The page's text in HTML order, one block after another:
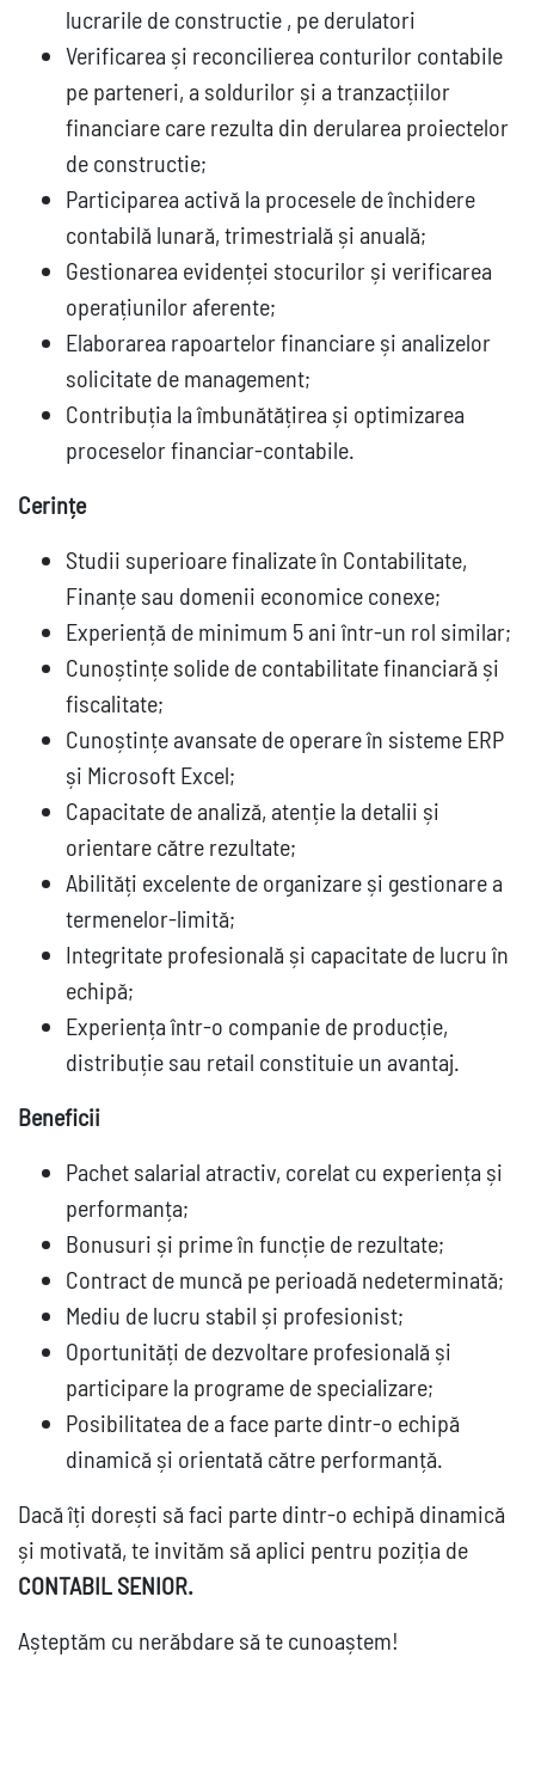
lucrarile de constructie , pe derulatori
Verificarea și reconcilierea conturilor contabile
pe parteneri, a soldurilor și a tranzacțiilor
financiare care rezulta din derularea proiectelor
de constructie;
Participarea activă la procesele de închidere
contabilă lunară, trimestrială și anuală;
Gestionarea evidenței stocurilor și verificarea
operațiunilor aferente;
Elaborarea rapoartelor financiare și analizelor
solicitate de management;
Contribuția la îmbunătățirea și optimizarea
proceselor financiar-contabile.
Cerințe
Studii superioare finalizate în Contabilitate,
Finanțe sau domenii economice conexe;
Experiență de minimum 5 ani într-un rol similar;
Cunoștințe solide de contabilitate financiară și
fiscalitate;
Cunoștințe avansate de operare în sisteme ERP
și Microsoft Excel;
Capacitate de analiză, atenție la detalii și
orientare către rezultate;
Abilități excelente de organizare și gestionare a
termenelor-limită;
Integritate profesională și capacitate de lucru în
echipă;
Experiența într-o companie de producție,
distribuție sau retail constituie un avantaj.
Beneficii
Pachet salarial atractiv, corelat cu experiența și
performanța;
Bonusuri și prime în funcție de rezultate;
Contract de muncă pe perioadă nedeterminată;
Mediu de lucru stabil și profesionist;
Oportunități de dezvoltare profesională și
participare la programe de specializare;
Posibilitatea de a face parte dintr-o echipă
dinamică și orientată către performanță.
Dacă îți dorești să faci parte dintr-o echipă dinamică
și motivată, te invităm să aplici pentru poziția de
CONTABIL SENIOR.
Așteptăm cu nerăbdare să te cunoaștem!